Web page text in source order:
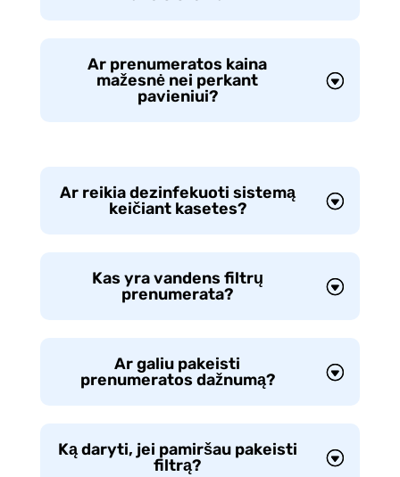
Ar prenumeratos kaina
mažesnė nei perkant
pavieniui?
Ar reikia dezinfekuoti sistemą
keičiant kasetes?
Kas yra vandens filtrų
prenumerata?
Ar galiu pakeisti
prenumeratos dažnumą?
Ką daryti, jei pamiršau pakeisti
filtrą?